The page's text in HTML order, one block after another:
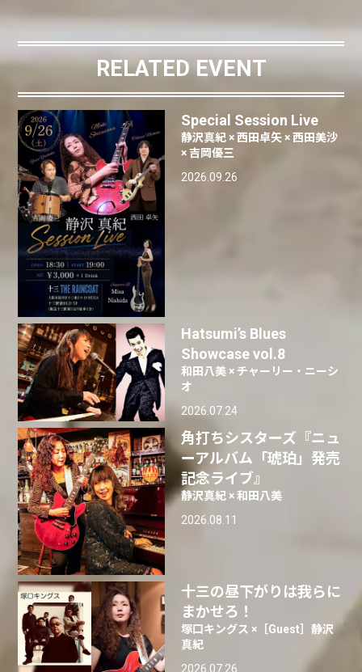
RELATED EVENT
Special Session Live
静沢真紀 × 西田卓矢 × 西田美沙
× 吉岡優三
2026.09.26
Hatsumi’s Blues
Showcase vol.8
和田八美 × チャーリー・ニーシ
オ
2026.07.24
角打ちシスターズ『ニュ
ーアルバム「琥珀」発売
記念ライブ』
静沢真紀 × 和田八美
2026.08.11
十三の昼下がりは我らに
まかせろ！
塚口キングス ×［Guest］静沢
真紀
2026.07.26